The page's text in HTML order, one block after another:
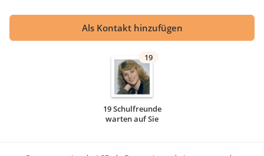
Als Kontakt hinzufügen
19
19 Schulfreunde
warten auf Sie